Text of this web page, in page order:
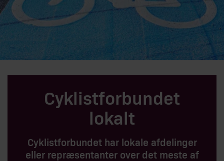
Cyklistforbundet
lokalt
Cyklistforbundet har lokale afdelinger
eller repræsentanter over det meste af